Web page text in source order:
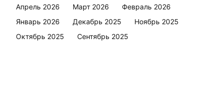
Апрель 2026
Март 2026
Февраль 2026
Январь 2026
Декабрь 2025
Ноябрь 2025
Октябрь 2025
Сентябрь 2025